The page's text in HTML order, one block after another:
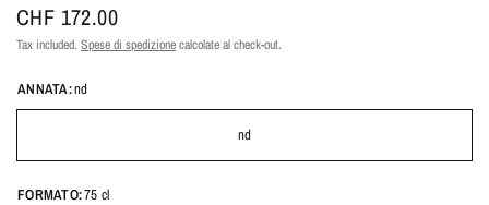
CHF 172.00
Tax included. Spese di spedizionecalcolate al check-out.
ANNATA:nd
nd
FORMATO:75 cl